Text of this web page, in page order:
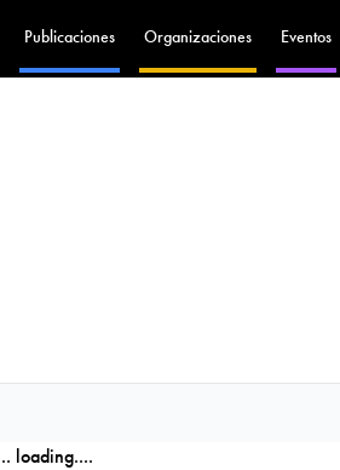
Publicaciones Organizaciones Eventos
loading....